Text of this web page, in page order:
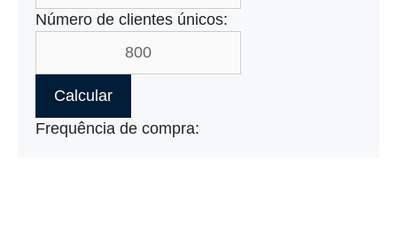
Número de clientes únicos:
Calcular
Frequência de compra: